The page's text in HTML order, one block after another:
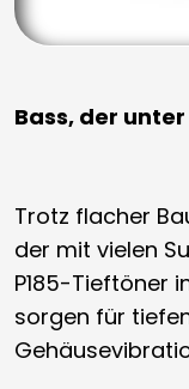
Bass, der
Trotz flacher
der mit vielen
P185-Tieftöner
sorgen für